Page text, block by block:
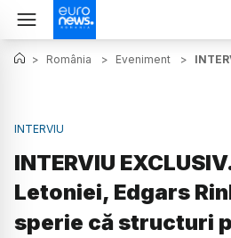
> România > Eveniment >
INTERVIU
INTERVIU
Letoniei, Edgars
sperie că structuri